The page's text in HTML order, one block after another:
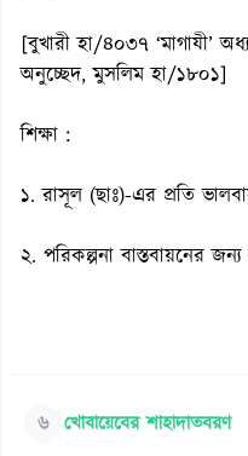
[বুখারী হা/৪০৩৭ ‘মাগাযী’
অনুচ্ছেদ, মুসলিম হা/১৮০১]
শিক্ষা :
১. রাসূল (ছাঃ)-এর প্রতি
২. পরিকল্পনা বাস্তবায়নের
৬ খোবায়েবের শাহাদাতবরণ